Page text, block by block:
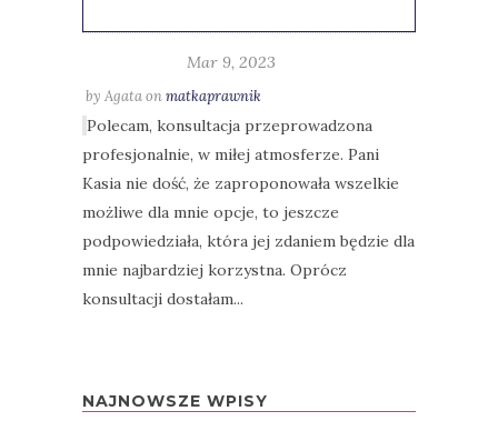
Mar 9, 2023
by Agataonmatkaprawnik
Polecam, konsultacja przeprowadzona
profesjonalnie, w miłej atmosferze. Pani
Kasia nie dość, że zaproponowała wszelkie
możliwe dla mnie opcje, to jeszcze
podpowiedziała, która jej zdaniem będzie dla
mnie najbardziej korzystna. Oprócz
konsultacji dostałam...
NAJNOWSZE WPISY